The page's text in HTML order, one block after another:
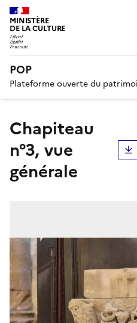
MINISTÈRE
DE LA CULTURE
POP
Plateforme ouverte du
chapiteau
n°3, vue
générale